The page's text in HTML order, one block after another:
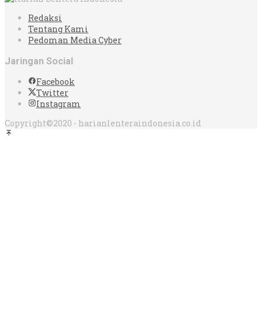
Redaksi
Tentang Kami
Pedoman Media Cyber
Jaringan Social
Facebook
Twitter
Instagram
Copyright©2020 - harianlenteraindonesia.co.id